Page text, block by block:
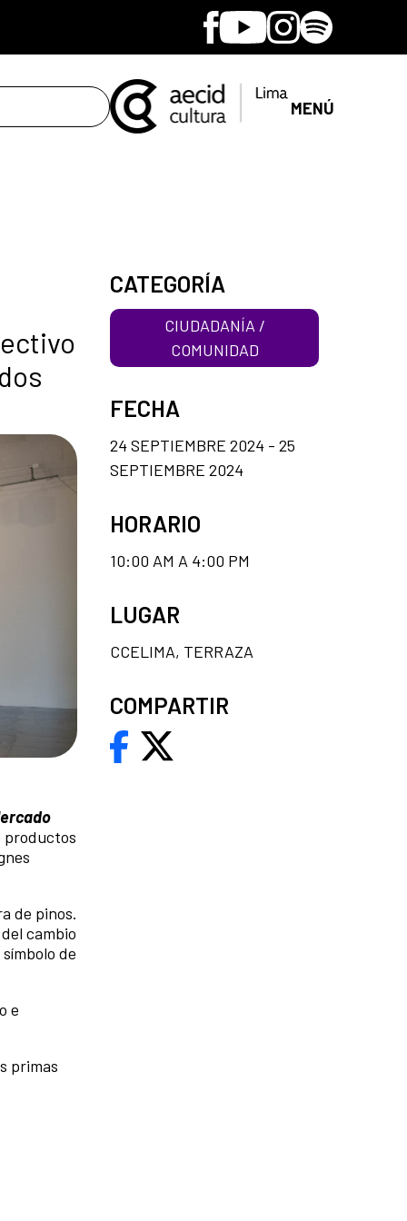
Facebook
YoutubeInstagram
Spotify
MENÚ
productos
de pinos.
cambio
de
e
primas
CATEGORÍA
CIUDADANÍA /
COMUNIDAD
FECHA
24 SEPTIEMBRE 2024 - 25
SEPTIEMBRE 2024
HORARIO
10:00 AM A 4:00 PM
LUGAR
CCELIMA, TERRAZA
COMPARTIR